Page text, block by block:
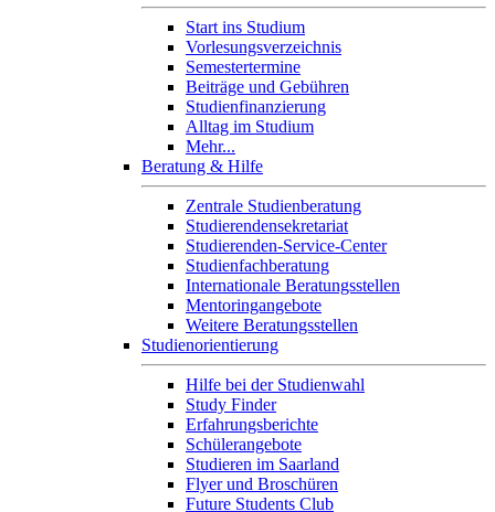
Start ins Studium
Vorlesungsverzeichnis
Semestertermine
Beiträge und Gebühren
Studienfinanzierung
Alltag im Studium
Mehr...
Beratung & Hilfe
Zentrale Studienberatung
Studierendensekretariat
Studierenden-Service-Center
Studienfachberatung
Internationale Beratungsstellen
Mentoringangebote
Weitere Beratungsstellen
Studienorientierung
Hilfe bei der Studienwahl
Study Finder
Erfahrungsberichte
Schülerangebote
Studieren im Saarland
Flyer und Broschüren
Future Students Club